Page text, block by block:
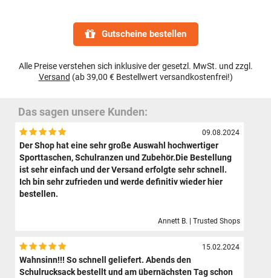
Gutscheine bestellen
Alle Preise verstehen sich inklusive der gesetzl. MwSt. und zzgl.
Versand (ab 39,00 € Bestellwert versandkostenfrei!)
Das sagen unsere Kunden:
09.08.2024
Der Shop hat eine sehr große Auswahl hochwertiger
Sporttaschen, Schulranzen und Zubehör.Die Bestellung
ist sehr einfach und der Versand erfolgte sehr schnell.
Ich bin sehr zufrieden und werde definitiv wieder hier
bestellen.
Annett B. | Trusted Shops
15.02.2024
Wahnsinn!!! So schnell geliefert. Abends den
Schulrucksack bestellt und am übernächsten Tag schon